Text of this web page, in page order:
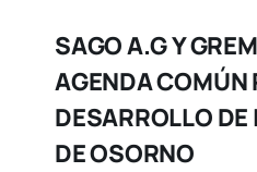
SAGO A.G Y
AGENDA COMÚN
DESARROLLO
DE OSORNO